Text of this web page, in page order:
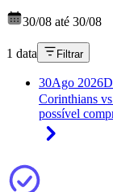
30/08 até 30/08
1 data Filtrar
30Ago 2026
Corinthians
possível